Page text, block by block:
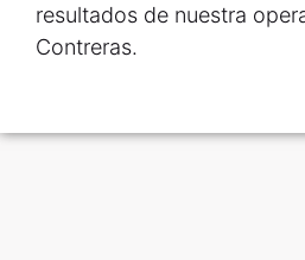
resultados de nuestra
Contreras.